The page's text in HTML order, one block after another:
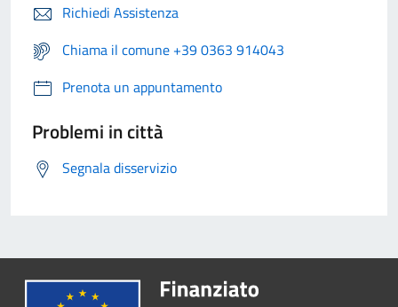
Richiedi Assistenza
Chiama il comune +39 0363 914043
Prenota un appuntamento
Problemi in città
Segnala disservizio